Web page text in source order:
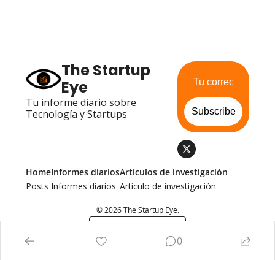
The Startup
Eye
Tu informe diario sobre
Tecnología y Startups
Subscribe
Home
Posts
Informes diarios
Informes diarios
Artículos de investigación
Artículo de investigación
© 2026 The Startup Eye.
0